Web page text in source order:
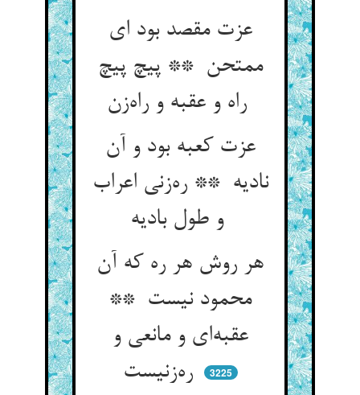
عزت مقصد بود ای
ممتحن ** پیچ پیچ
عزت کعبه بود و آن
نادیه ** ره‌زنی اعراب
و طول بادیه
هر روش هر ره که آن
محمود نیست **
عقبه‌ای و مانعی و
ره‌زنیست
3225